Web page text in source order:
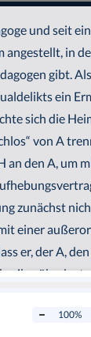
100%
und seit
in
gibt.
ein
sich die
von A
an den A, um
zunächst
einer
er, der A,
überlegt
Zweifel: Es